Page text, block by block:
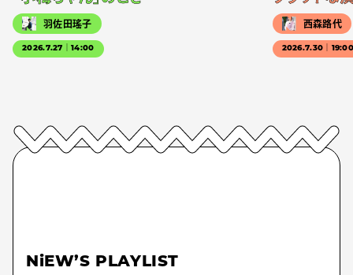
羽佐田瑤子
2026.7.27｜14:00
西森路代
2026.7.30｜
NiEW’S PLAYLIST